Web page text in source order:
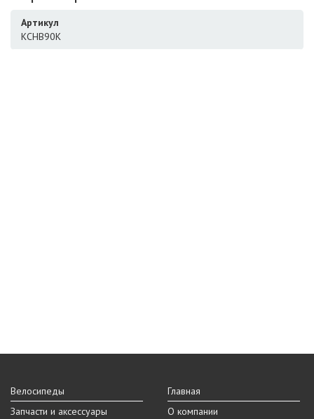
Артикул
КСНВ90К
Велосипеды
Запчасти и аксессуары
Главная
О компании